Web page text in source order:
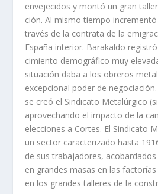
envejecidos y montó un gran
ción. Al mismo tiempo
través de la contrata de la
España interior. Barakaldo
cimiento demográfico muy
situación daba a los obreros
excepcional poder de
se creó el Sindicato Metalúrgico
aprovechando el impacto de la
elecciones a Cortes. El Sindicato
un sector caracterizado hasta
de sus trabajadores,
en grandes masas en las
en los grandes talleres de la